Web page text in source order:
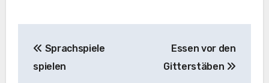
Sprachspiele
spielen
Essen vor den
Gitterstäben